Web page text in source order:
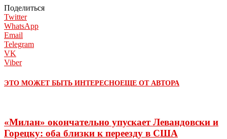
Поделиться
Twitter
WhatsApp
Email
Telegram
VK
Viber
ЭТО МОЖЕТ БЫТЬ ИНТЕРЕСНОЕЩЕ ОТ АВТОРА
«Милан» окончательно упускает Левандовски и
Горецку: оба близки к переезду в США